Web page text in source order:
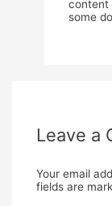
content
some
Leave a
Your email
fields are